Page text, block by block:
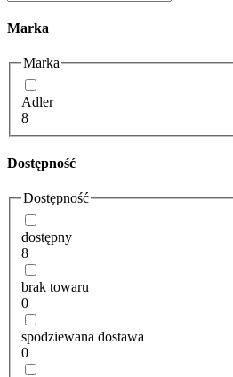
Marka
Marka
Adler
8
Dostępność
Dostępność
dostępny
8
brak towaru
0
spodziewana dostawa
0